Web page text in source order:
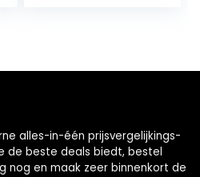
alles-in-één prijsvergelijkings-
de beste deals biedt, bestel
nog en maak zeer binnenkort de